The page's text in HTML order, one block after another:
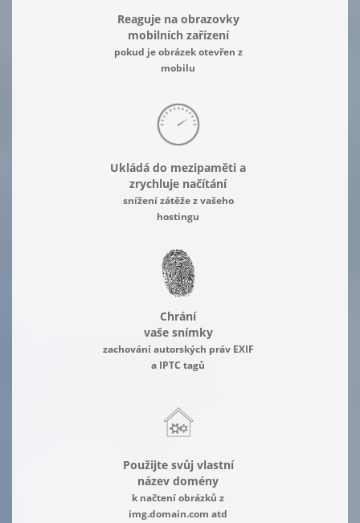
Reaguje na obrazovky
mobilních zařízení
pokud je obrázek otevřen z
mobilu
Ukládá do mezipaměti a
zrychluje načítání
snížení zátěže z vašeho
hostingu
Chrání
vaše snímky
zachování autorských práv EXIF
a IPTC tagů
Použijte svůj vlastní
název domény
k načtení obrázků z
img.domain.com atd